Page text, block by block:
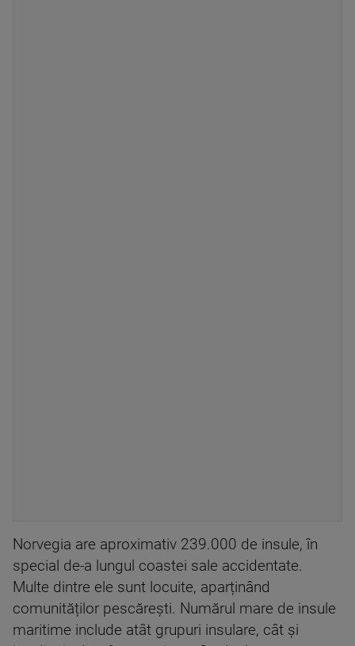
Norvegia are aproximativ 239.000 de insule, în
special de-a lungul coastei sale accidentate.
Multe dintre ele sunt locuite, aparținând
comunităților pescărești. Numărul mare de insule
maritime include atât grupuri insulare, cât și